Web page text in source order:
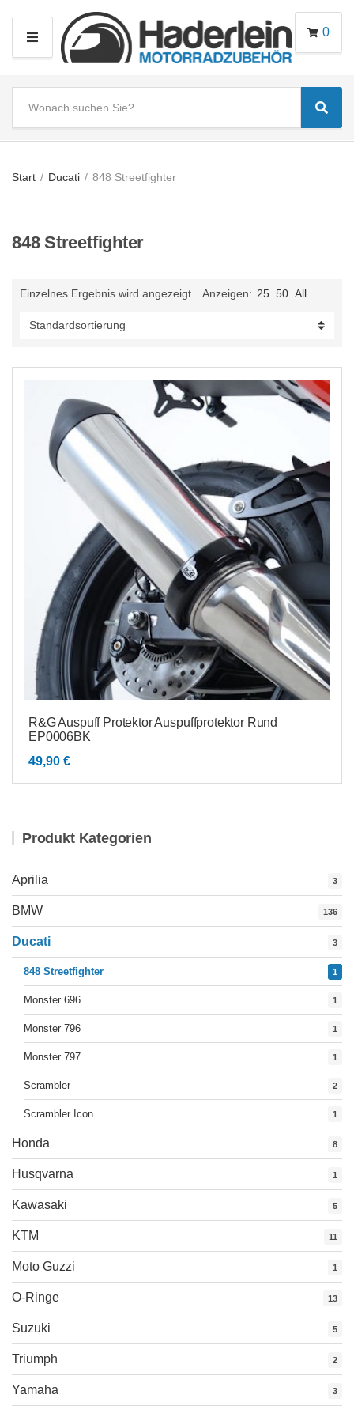
M
U
e
y
c
x
0
Start / Ducati / 848 Streetfighter
848 Streetfighter
Einzelnes Ergebnis wird angezeigt Anzeigen: 25 50 All
R&G Auspuff Protektor Auspuffprotektor Rund
EP0006BK
49,90 €
Produkt Kategorien
Aprilia 3
BMW 136
Ducati 3
848 Streetfighter 1
Monster 696 1
Monster 796 1
Monster 797 1
Scrambler 2
Scrambler Icon 1
Honda 8
Husqvarna 1
Kawasaki 5
KTM 11
Moto Guzzi 1
O-Ringe 13
Suzuki 5
Triumph 2
Yamaha 3